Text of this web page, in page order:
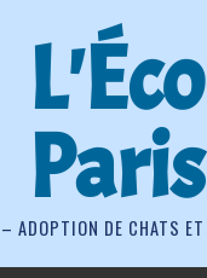
ADOPTION DE CHATS